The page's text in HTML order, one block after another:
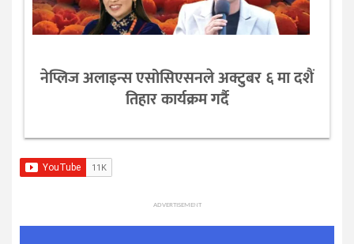
नेप्लिज अलाइन्स एसोसिएसनले अक्टुबर ६ मा दशैं
तिहार कार्यक्रम गर्दै
ADVERTISEMENT